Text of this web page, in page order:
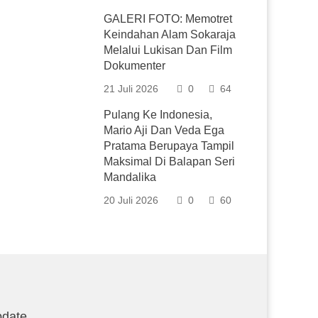
GALERI FOTO: Memotret
Keindahan Alam Sokaraja
Melalui Lukisan Dan Film
Dokumenter
21 Juli 2026 0 64
Pulang Ke Indonesia,
Mario Aji Dan Veda Ega
Pratama Berupaya Tampil
Maksimal Di Balapan Seri
Mandalika
20 Juli 2026 0 60